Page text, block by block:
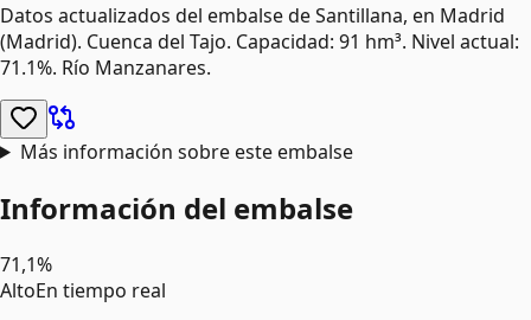
Datos actualizados del embalse deSantillana, en Madrid
(Madrid). Cuenca del Tajo. Capacidad: 91 hm³. Nivel actual:
71.1%. Río Manzanares.
Más información sobre este embalse
Información del embalse
71,1%
AltoEn tiempo real